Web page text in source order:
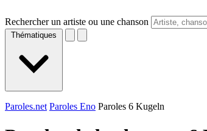
Rechercher un artiste ou une chanson
Thématiques
Paroles.net Paroles Eno Paroles 6 Kugeln